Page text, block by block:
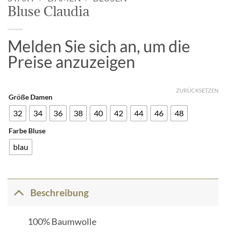
Bluse Claudia
Melden Sie sich an, um die
Preise anzuzeigen
Größe Damen
32 34 36 38 40 42 44 46 48
Farbe Bluse
blau
ZURÜCKSETZEN
Beschreibung
100% Baumwolle